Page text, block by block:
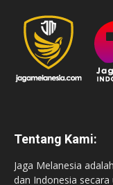
Tentang Kami:
Jaga Melanesia
dan Indonesia